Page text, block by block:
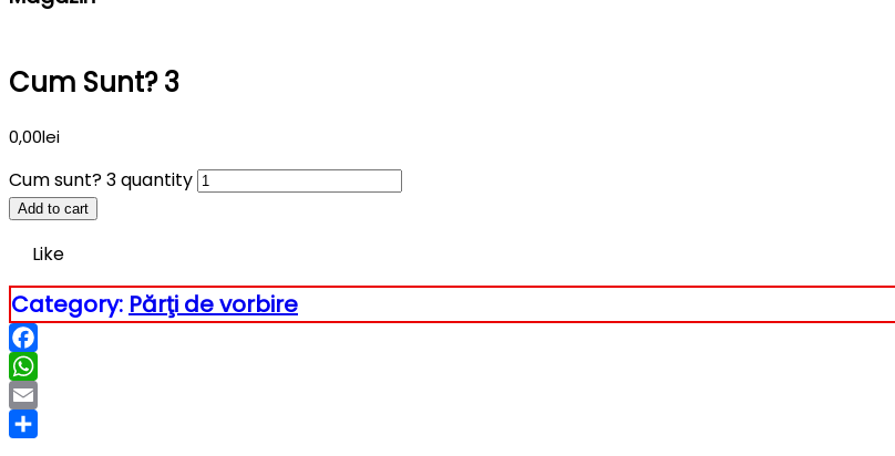
Cum Sunt? 3
0,00lei
Cum sunt? 3 quantity
Add to cart
Like
Category: Părţi de vorbire
Facebook
WhatsApp
Email